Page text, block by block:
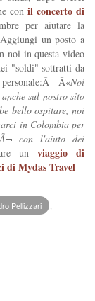
con il concerto di
per aiutare la
un posto a
noi in questa video
"soldi" sottratti da
Â«Noi
sul nostro sito
bello ospitare, noi
in Colombia per
con l'aiuto dei
unviaggio di
di Mydas Travel
Pellizzari